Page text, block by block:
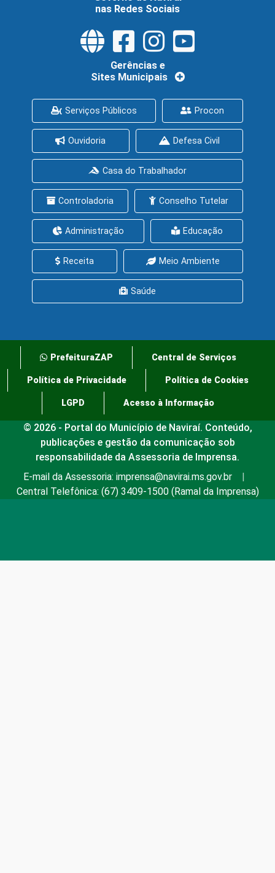
nas Redes Sociais
Gerências e
Sites Municipais
Serviços Públicos Procon
Ouvidoria Defesa Civil
Casa do Trabalhador
Controladoria Conselho Tutelar
Administração Educação
Receita Meio Ambiente
Saúde
PrefeituraZAP Central de Serviços
Política de Privacidade Política de Cookies
LGPD Acesso à Informação
© 2026 - Portal do Município de Naviraí. Conteúdo,
publicações e gestão da comunicação sob
responsabilidade da Assessoria de Imprensa.
E-mail da Assessoria: imprensa@navirai.ms.gov.br
|
Central Telefônica: (67) 3409-1500(Ramal da Imprensa)